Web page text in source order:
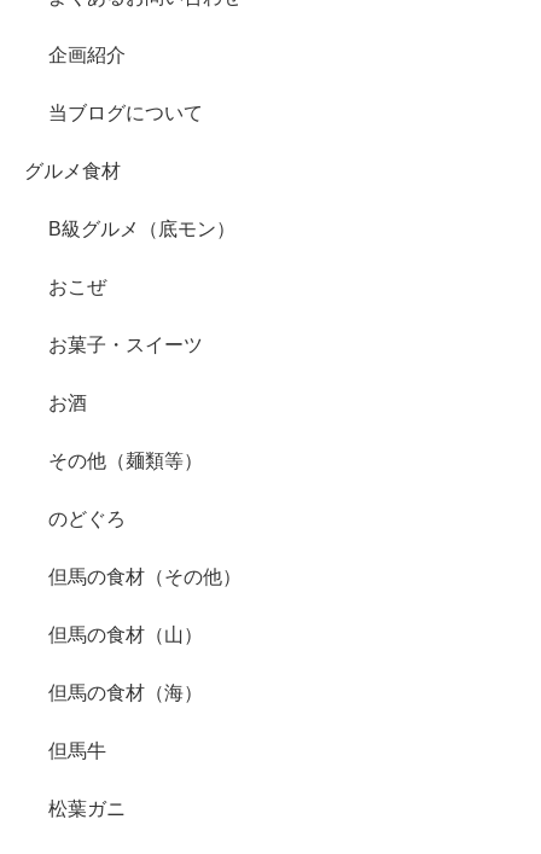
企画紹介
当ブログについて
グルメ食材
B級グルメ（底モン）
おこぜ
お菓子・スイーツ
お酒
その他（麺類等）
のどぐろ
但馬の食材（その他）
但馬の食材（山）
但馬の食材（海）
但馬牛
松葉ガニ